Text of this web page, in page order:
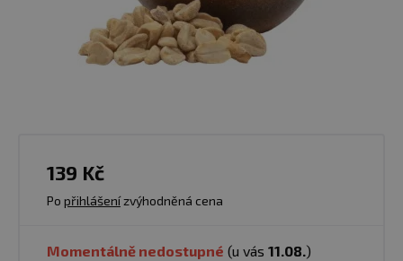
139 Kč
Po přihlášenízvýhodněná cena
Momentálně nedostupné (u vás 11.08.)